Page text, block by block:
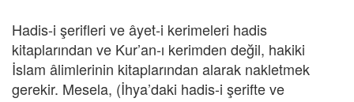
Hadis-i şerifleri ve âyet-i kerimeleri hadis
kitaplarından ve Kur’an-ı kerimden değil, hakiki
İslam âlimlerinin kitaplarından alarak nakletmek
gerekir. Mesela, (İhya’daki hadis-i şerifte ve